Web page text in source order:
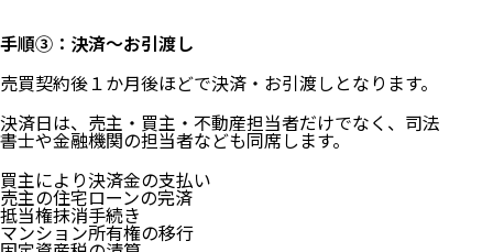
手順③：決済～お引渡し
売買契約後１か月後ほどで決済・お引渡しとなります。
決済日は、売主・買主・不動産担当者だけでなく、司法
書士や金融機関の担当者なども同席します。
買主により決済金の支払い
売主の住宅ローンの完済
抵当権抹消手続き
マンション所有権の移行